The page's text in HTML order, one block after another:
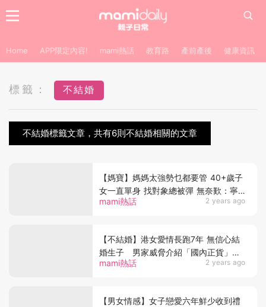
Home APP限定內容! mami熱話 教育路 產前產後 健康資訊
標籤： 不結婚
不結婚標籤文章，共有6則不結婚相關的文章
mami熱話 2 years ago
【媽寶】媽媽太強勢乜都要管 40+歲子
女一直單身 找對象總被彈 無奈歎：寧
願不結婚
mami熱話 2 years ago
【不結婚】港女愛情長跑7年 無信心結
婚生子 男家威脅介紹「國內正貨」給
男友
【男女情感】女子戀愛六年鮮少收到禮